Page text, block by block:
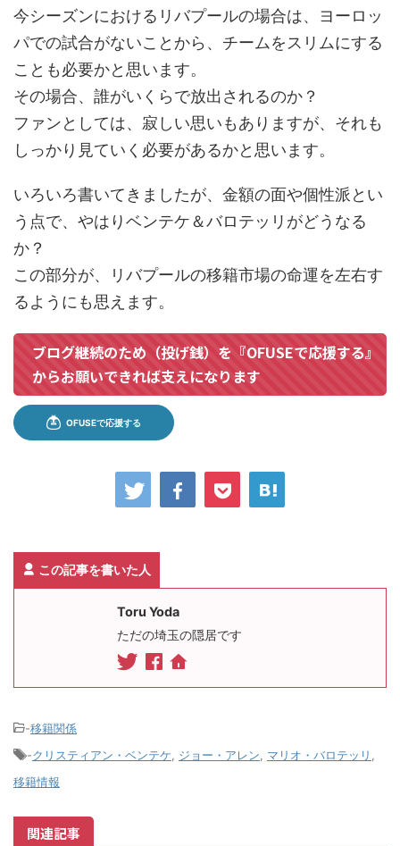
今シーズンにおけるリバプールの場合は、ヨーロッ
パでの試合がないことから、チームをスリムにする
ことも必要かと思います。
その場合、誰がいくらで放出されるのか？
ファンとしては、寂しい思いもありますが、それも
しっかり見ていく必要があるかと思います。
いろいろ書いてきましたが、金額の面や個性派とい
う点で、やはりベンテケ＆バロテッリがどうなる
か？
この部分が、リバプールの移籍市場の命運を左右す
るようにも思えます。
ブログ継続のため（投げ銭）を『OFUSEで応援する』
からお願いできれば支えになります
この記事を書いた人
Toru Yoda
ただの埼玉の隠居です
-移籍関係
-クリスティアン・ベンテケ ジョー・アレン マリオ・バロテッリ
移籍情報
関連記事